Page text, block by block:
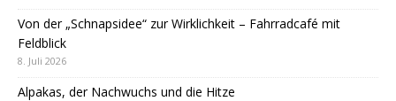
Von der „Schnapsidee“ zur Wirklichkeit – Fahrradcafé mit
Feldblick
8. Juli 2026
Alpakas, der Nachwuchs und die Hitze